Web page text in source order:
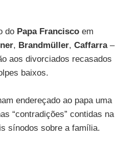
do Papa Franciscoem
, Brandmüller, Caffarra–
aos divorciados recasados
baixos.
endereçado ao papa uma
“contradições” contidas na
sínodos sobre a família.